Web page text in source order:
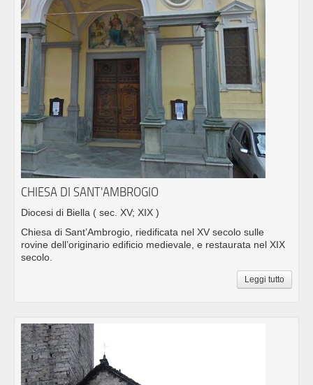
CHIESA DI SANT'AMBROGIO
Diocesi di Biella ( sec. XV; XIX )
Chiesa di Sant’Ambrogio, riedificata nel XV secolo sulle
rovine dell’originario edificio medievale, e restaurata nel XIX
secolo.
Leggi tutto